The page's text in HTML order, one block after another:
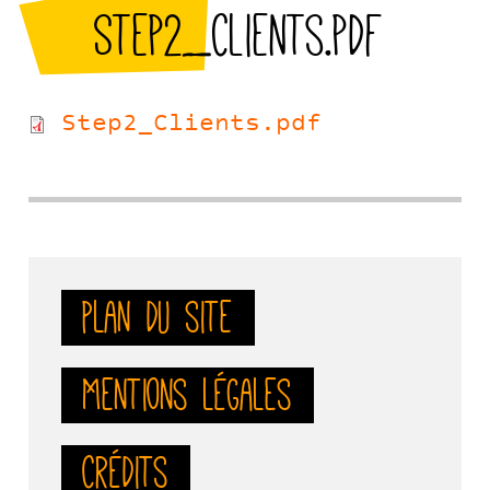
Step2_Clients.pdf
Step2_Clients.pdf
Plan du site
Mentions légales
Crédits